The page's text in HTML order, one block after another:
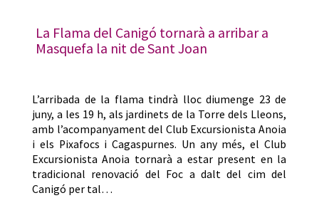
La Flama del Canigó tornarà a arribar a
Masquefa la nit de Sant Joan
L’arribada de la flama tindrà lloc diumenge 23 de
juny, a les 19 h, als jardinets de la Torre dels Lleons,
amb l’acompanyament del Club Excursionista Anoia
i els Pixafocs i Cagaspurnes. Un any més, el Club
Excursionista Anoia tornarà a estar present en la
tradicional renovació del Foc a dalt del cim del
Canigó per tal…